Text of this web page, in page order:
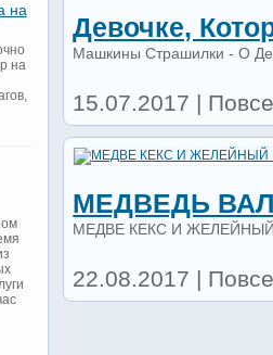
Девочке,
Машкины Страшилки - О
15.07.2017 |
МЕДВЕДЬ
МЕДВЕ КЕКС И
22.08.2017 |
на
на